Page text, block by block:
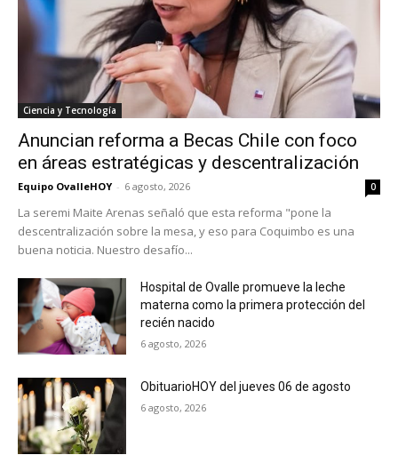
Ciencia y Tecnología
Anuncian reforma a Becas Chile con foco
en áreas estratégicas y descentralización
Equipo OvalleHOY - 6 agosto, 2026 0
La seremi Maite Arenas señaló que esta reforma "pone la
descentralización sobre la mesa, y eso para Coquimbo es una
buena noticia. Nuestro desafío...
Hospital de Ovalle promueve la leche
materna como la primera protección del
recién nacido
6 agosto, 2026
ObituarioHOY del jueves 06 de agosto
6 agosto, 2026